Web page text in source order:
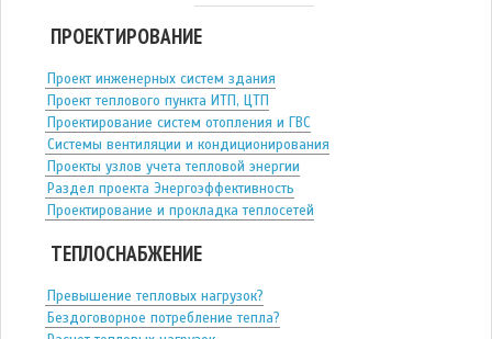
ПРОЕКТИРОВАНИЕ
Проект инженерных систем здания
Проект теплового пункта ИТП, ЦТП
Проектирование систем отопления и ГВС
Системы вентиляции и кондиционирования
Проекты узлов учета тепловой энергии
Раздел проекта Энергоэффективность
Проектирование и прокладка теплосетей
ТЕПЛОСНАБЖЕНИЕ
Превышение тепловых нагрузок?
Бездоговорное потребление тепла?